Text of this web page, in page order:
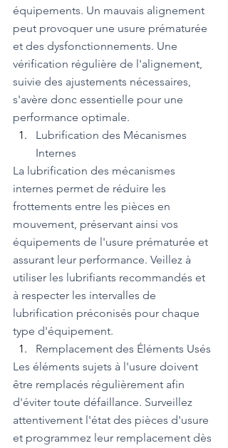
équipements. Un mauvais alignement
peut provoquer une usure prématurée
et des dysfonctionnements. Une
vérification régulière de l'alignement,
suivie des ajustements nécessaires,
s'avère donc essentielle pour une
performance optimale.
Lubrification des Mécanismes
Internes
La lubrification des mécanismes
internes permet de réduire les
frottements entre les pièces en
mouvement, préservant ainsi vos
équipements de l'usure prématurée et
assurant leur performance. Veillez à
utiliser les lubrifiants recommandés et
à respecter les intervalles de
lubrification préconisés pour chaque
type d'équipement.
Remplacement des Éléments Usés
Les éléments sujets à l'usure doivent
être remplacés régulièrement afin
d'éviter toute défaillance. Surveillez
attentivement l'état des pièces d'usure
et programmez leur remplacement dès